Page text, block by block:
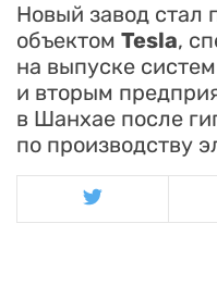
Новый завод
объектом Tesla,
на выпуске
и вторым
в Шанхае после
по производству